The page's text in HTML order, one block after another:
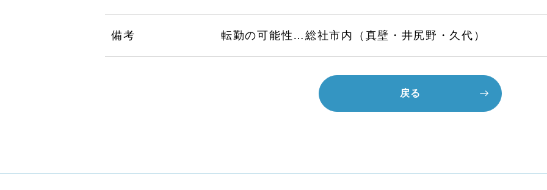
備考 転勤の可能性…総社市内（真壁・井尻野・久代）
戻る